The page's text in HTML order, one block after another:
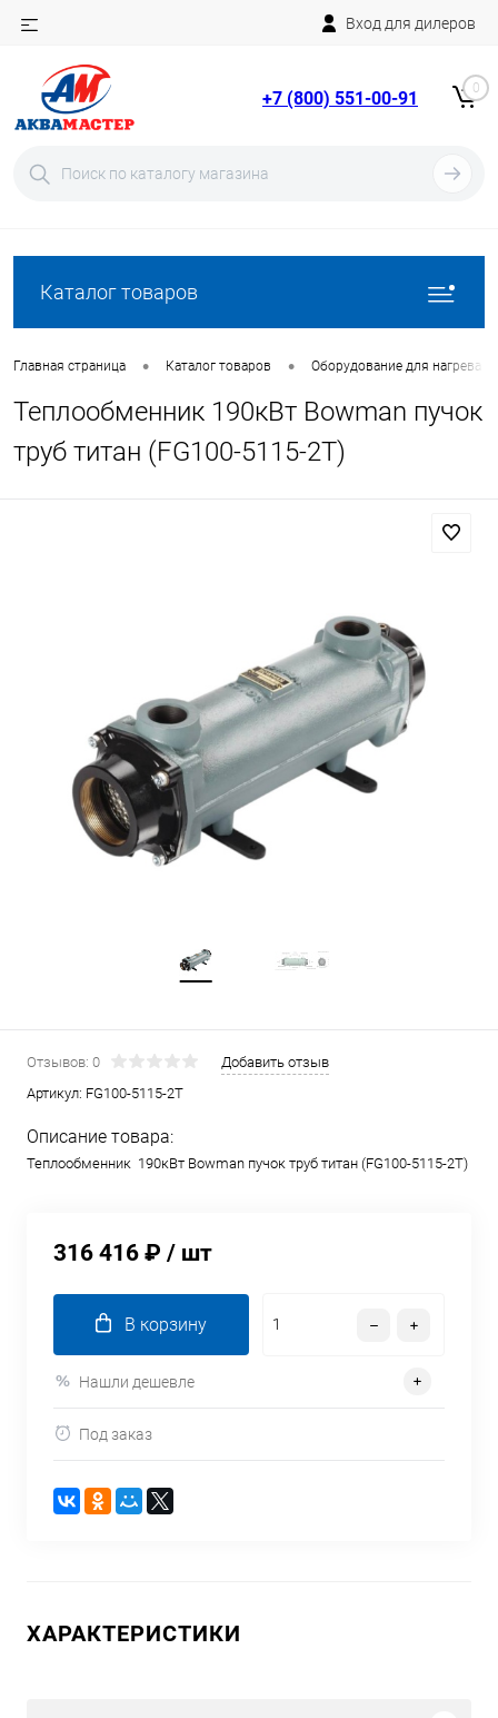
Вход для дилеров
+7 (800) 551-00-91 0
Каталог товаров
Главная страница • Каталог товаров • Оборудование для нагрева
Теплообменник 190кВт Bowman пучок
труб титан (FG100-5115-2T)
Отзывов: 0
Добавить отзыв
Артикул: FG100-5115-2T
Описание товара:
Теплообменник 190кВт Bowman пучок труб титан (FG100-5115-2T)
316 416 ₽ / шт
В корзину
Нашли дешевле
Под заказ
ХАРАКТЕРИСТИКИ